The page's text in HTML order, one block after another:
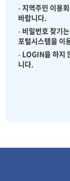
-지역주민 이용
바랍니다.
- 비밀번호 찾기
포털시스템을 이
- LOGIN을 하지
니다.